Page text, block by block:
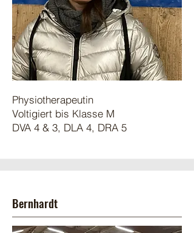
Physiotherapeutin
Voltigiert bis Klasse M
DVA 4 & 3, DLA 4, DRA 5
Bernhardt